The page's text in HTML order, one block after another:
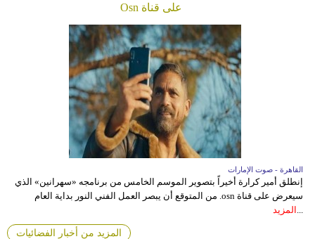
على قناة Osn
القاهرة - صوت الإمارات
إنطلق أمير كرارة أخيراً بتصوير الموسم الخامس من برنامجه «سهرانين» الذي
سيعرض على قناة osn. من المتوقع أن يبصر العمل الفني النور بداية العام
المزيد
المزيد من أخبار الفضائيات